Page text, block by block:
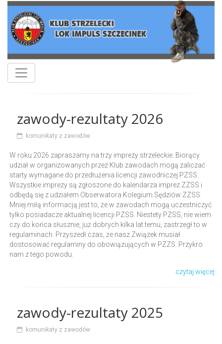
zawody-rezultaty 2026
komunikaty z zawodów
W roku 2026 zapraszamy na trzy imprezy strzeleckie. Biorący
udział w organizowanych przez Klub zawodach mogą zaliczać
starty wymagane do przedłużenia licencji zawodniczej PZSS.
Wszystkie imprezy są zgłoszone do kalendarza imprez ZZSS i
odbędą się z udziałem Obserwatora Kolegium Sędziów ZZSS.
Mniej miłą informacją jest to, że w zawodach mogą uczestniczyć
tylko posiadacze aktualnej licencji PZSS. Niestety PZSS, nie wiem
czy do końca słusznie, już dobrych kilka lat temu, zastrzegł to w
regulaminach. Przyszedł czas, że nasz Związek musiał
dostosować regulaminy do obowiązujących w PZZS. Przykro
nam z tego powodu.
czytaj więcej
zawody-rezultaty 2025
komunikaty z zawodów